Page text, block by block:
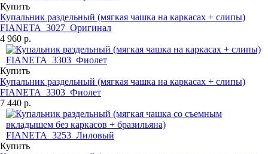
Купить
Купальник раздельный (мягкая чашка на каркасах + слипы)
FIANETA_3027_Оригинал
4 960 р.
Купить
Купальник раздельный (мягкая чашка на каркасах + слипы)
FIANETA_3303_Фиолет
7 440 р.
Купить